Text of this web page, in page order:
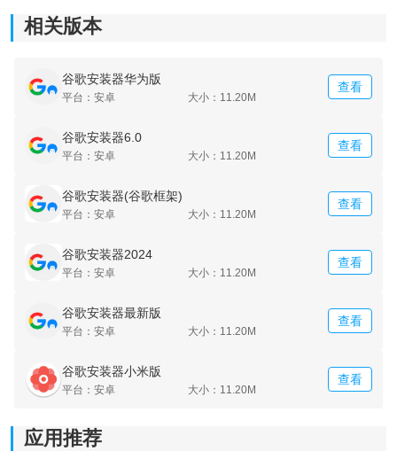
1、用户在本站下载安装谷歌安装器后，同意协议并进入
软件；
2、安装后，系统会提示您授权两个必要权限，授权后即
相关版本
谷歌安装器华为版
平台：安卓 大小：11.20M
查看
谷歌安装器6.0
平台：安卓 大小：11.20M
查看
谷歌安装器(谷歌框架)
平台：安卓 大小：11.20M
查看
谷歌安装器2024
平台：安卓 大小：11.20M
查看
谷歌安装器最新版
平台：安卓 大小：11.20M
查看
谷歌安装器小米版
平台：安卓 大小：11.20M
查看
应用推荐